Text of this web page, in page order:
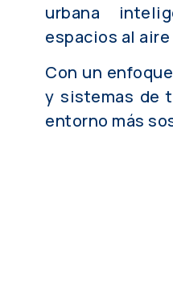
urbana
espacios al
Con un
y sistemas de
entorno más